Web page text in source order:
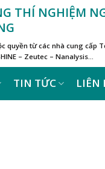
THÍ NGHIỆM
quyền từ các nhà cung cấp
– Zeutec – Nanalysis…
TIN TỨC LIÊN